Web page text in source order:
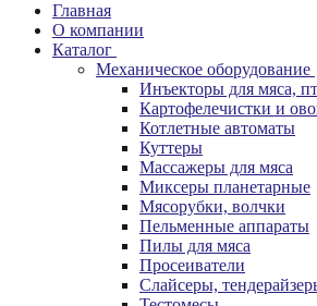
Главная
О компании
Каталог
Механическое оборудование
Инъекторы для мяса,
Картофелечистки и
Котлетные автоматы
Куттеры
Массажеры для мяса
Миксеры планетарные
Мясорубки, волчки
Пельменные аппараты
Пилы для мяса
Просеиватели
Слайсеры,